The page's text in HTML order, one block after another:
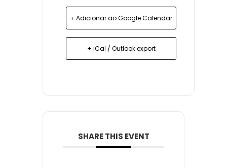
+ Adicionar ao Google Calendar
+ iCal / Outlook export
SHARE THIS EVENT